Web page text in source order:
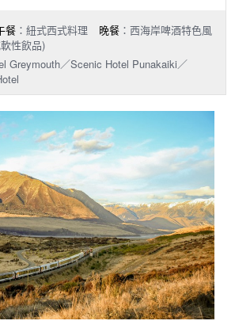
餐 ：紐式西式料理 晚餐 ：西海岸啤酒特色風
性飲品)
Greymouth／Scenic Hotel Punakaiki／